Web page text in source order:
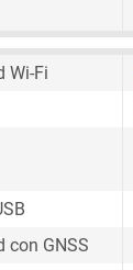
Wi-Fi
con GNSS